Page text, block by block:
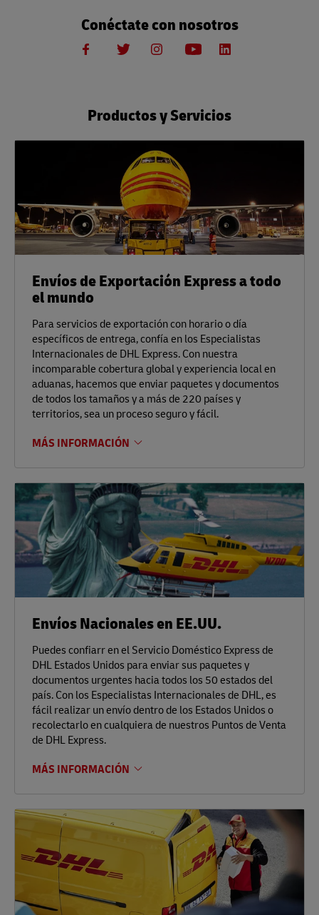
Conéctate con nosotros
Productos y Servicios
Envíos de Exportación Express a todo
el mundo
Para servicios de exportación con horario o día
específicos de entrega, confía en los Especialistas
Internacionales de DHL Express. Con nuestra
incomparable cobertura global y experiencia local en
aduanas, hacemos que enviar paquetes y documentos
de todos los tamaños y a más de 220 países y
territorios, sea un proceso seguro y fácil.
MÁS INFORMACIÓN
Envíos Nacionales en EE.UU.
Puedes confiarr en el Servicio Doméstico Express de
DHL Estados Unidos para enviar sus paquetes y
documentos urgentes hacia todos los 50 estados del
país. Con los Especialistas Internacionales de DHL, es
fácil realizar un envío dentro de los Estados Unidos o
recolectarlo en cualquiera de nuestros Puntos de Venta
de DHL Express.
MÁS INFORMACIÓN